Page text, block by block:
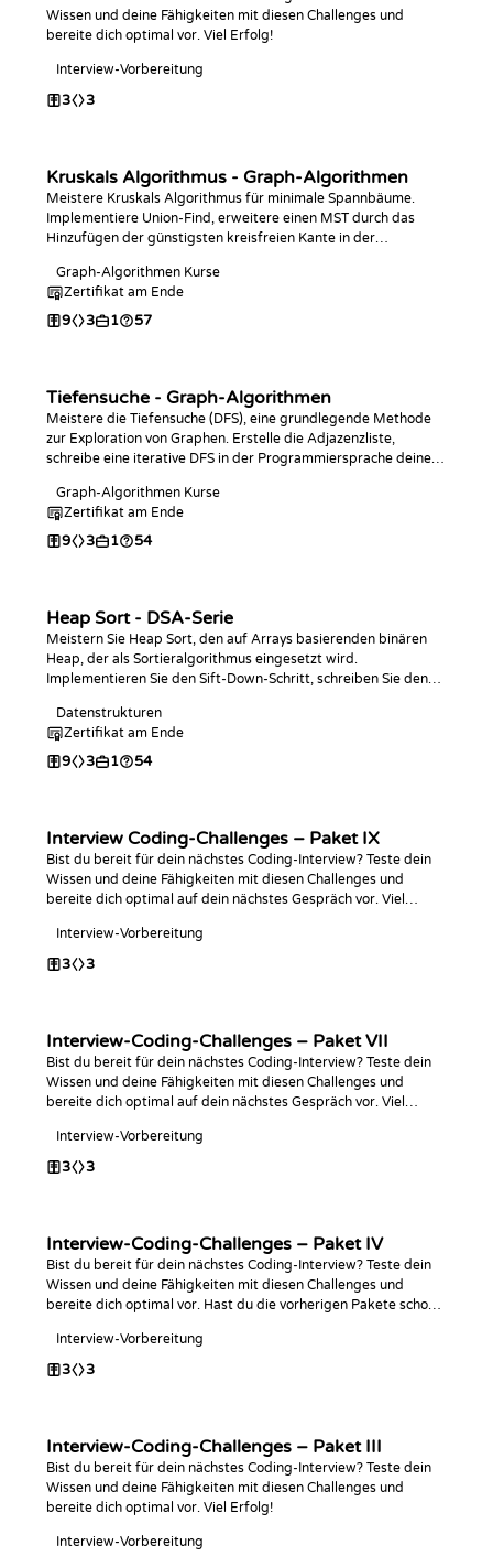
Wissen und deine Fähigkeiten mit diesen Challenges und
bereite dich optimal vor. Viel Erfolg!
Interview-Vorbereitung
3 3
Kruskals Algorithmus - Graph-Algorithmen
Meistere Kruskals Algorithmus für minimale Spannbäume.
Implementiere Union-Find, erweitere einen MST durch das
Hinzufügen der günstigsten kreisfreien Kante in der
zu Konnektivität und Bottleneck-Kanten.
Graph-Algorithmen Kurse
Zertifikat am Ende
9 3 1 57
Tiefensuche - Graph-Algorithmen
Meistere die Tiefensuche (DFS), eine grundlegende Methode
zur Exploration von Graphen. Erstelle die Adjazenzliste,
schreibe eine iterative DFS in der Programmiersprache deiner
Zusammenhangskomponenten zu zählen und zu messen.
Graph-Algorithmen Kurse
Zertifikat am Ende
9 3 1 54
Heap Sort - DSA-Serie
Meistern Sie Heap Sort, den auf Arrays basierenden binären
Heap, der als Sortieralgorithmus eingesetzt wird.
Implementieren Sie den Sift-Down-Schritt, schreiben Sie den
Wahl, analysieren Sie die O(n log n) Zeit- sowie O(1)
Platzkomplexität und üben Sie mit Coding-Challenges.
Datenstrukturen
Zertifikat am Ende
9 3 1 54
Interview Coding-Challenges – Paket IX
Bist du bereit für dein nächstes Coding-Interview? Teste dein
Wissen und deine Fähigkeiten mit diesen Challenges und
bereite dich optimal auf dein nächstes Gespräch vor. Viel
Interview-Vorbereitung
3 3
Interview-Coding-Challenges – Paket VII
Bist du bereit für dein nächstes Coding-Interview? Teste dein
Wissen und deine Fähigkeiten mit diesen Challenges und
bereite dich optimal auf dein nächstes Gespräch vor. Viel
Interview-Vorbereitung
3 3
Interview-Coding-Challenges – Paket IV
Bist du bereit für dein nächstes Coding-Interview? Teste dein
Wissen und deine Fähigkeiten mit diesen Challenges und
bereite dich optimal vor. Hast du die vorherigen Pakete schon
Interview-Vorbereitung
3 3
Interview-Coding-Challenges – Paket III
Bist du bereit für dein nächstes Coding-Interview? Teste dein
Wissen und deine Fähigkeiten mit diesen Challenges und
bereite dich optimal vor. Viel Erfolg!
Interview-Vorbereitung